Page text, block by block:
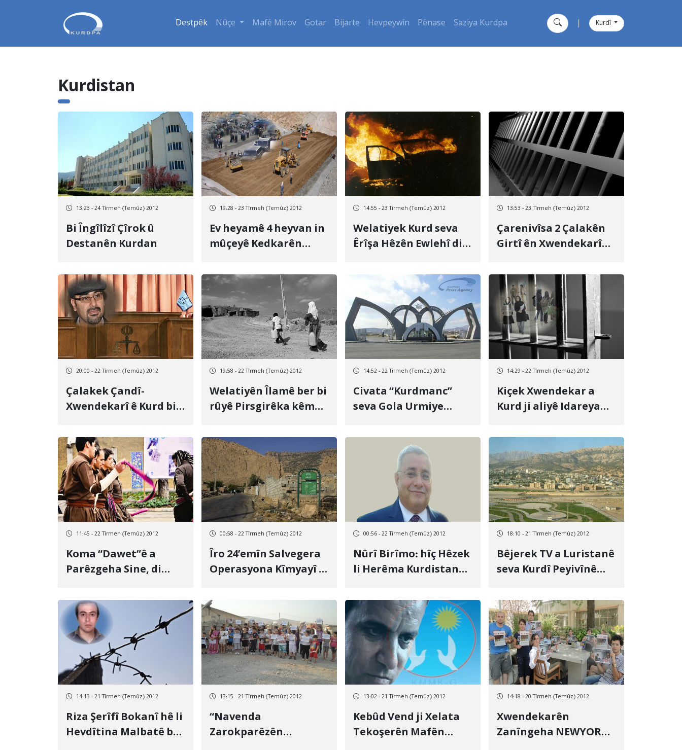
Destpêk Nûçe Mafê Mirov Gotar Bijarte Hevpeywîn Pênase Saziya Kurdpa Kurdî
Kurdistan
13:23 - 24 Tîrmeh (Temûz) 2012
Bi Îngîlîzî Çîrok û
Destanên Kurdan
19:28 - 23 Tîrmeh (Temûz) 2012
Ev heyamê 4 heyvan in
mûçeyê Kedkarên
nehatiye dan
14:55 - 23 Tîrmeh (Temûz) 2012
Welatiyek Kurd seva
Êrîşa Hêzên Ewlehî di
13:53 - 23 Tîrmeh (Temûz) 2012
Çarenivîsa 2 Çalakên
Girtî ên Xwendekarî
20:00 - 22 Tîrmeh (Temûz) 2012
Çalakek Çandî-
Xwendekarî ê Kurd bi
19:58 - 22 Tîrmeh (Temûz) 2012
Welatiyên Îlamê ber bi
rûyê Pirsgirêka kêm
14:52 - 22 Tîrmeh (Temûz) 2012
Civata “Kurdmanc”
seva Gola Urmiye
14:29 - 22 Tîrmeh (Temûz) 2012
Kiçek Xwendekar a
Kurd ji aliyê Idareya
çavkirin
11:45 - 22 Tîrmeh (Temûz) 2012
Koma “Dawet”ê a
Parêzgeha Sine, di
Herêmî de pileya yekê
bi set xistin
00:58 - 22 Tîrmeh (Temûz) 2012
Îro 24’emîn Salvegera
Operasyona Kîmyayî a
ye
00:56 - 22 Tîrmeh (Temûz) 2012
Nûrî Birîmo: hîç Hêzek
li Herêma Kurdistanê
Kurdistanê Nebûye
18:10 - 21 Tîrmeh (Temûz) 2012
Bêjerek TV a Luristanê
seva Kurdî Peyivînê
14:13 - 21 Tîrmeh (Temûz) 2012
Riza Şerîfî Bokanî hê li
Hevdîtina Malbatê bê
13:15 - 21 Tîrmeh (Temûz) 2012
“Navenda
Zarokparêzên
13:02 - 21 Tîrmeh (Temûz) 2012
Kebûd Vend ji Xelata
Tekoşerên Mafên
14:18 - 20 Tîrmeh (Temûz) 2012
Xwendekarên
Zanîngeha NEWYORK’ê